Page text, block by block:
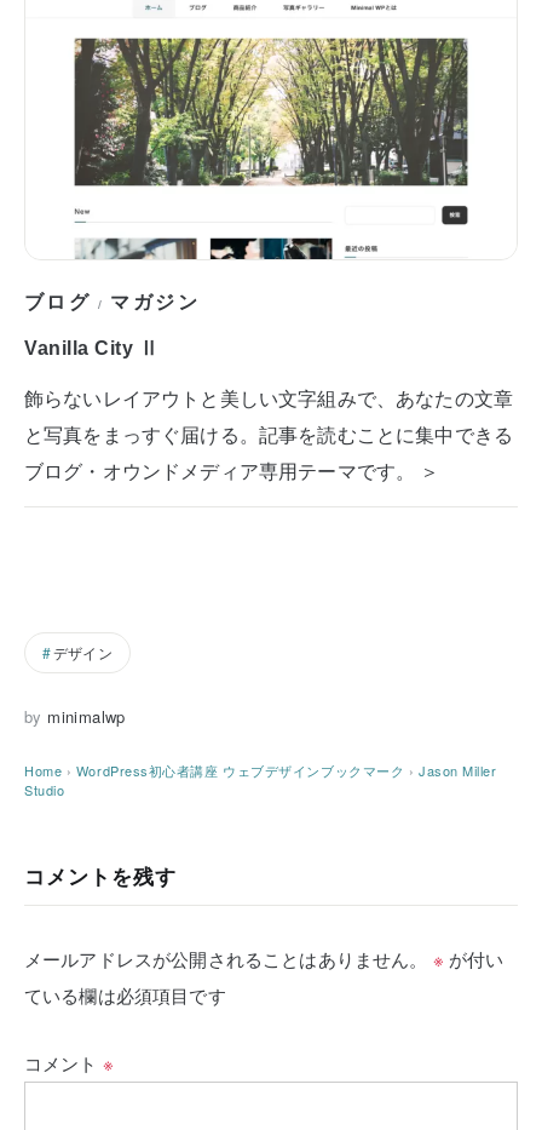
ブログ / マガジン
Vanilla City Ⅱ
飾らないレイアウトと美しい文字組みで、あなたの文章
と写真をまっすぐ届ける。記事を読むことに集中できる
ブログ・オウンドメディア専用テーマです。 ＞
デザイン
by minimalwp
Home › WordPress初心者講座 ウェブデザインブックマーク › Jason Miller
Studio
コメントを残す
メールアドレスが公開されることはありません。 ※ が付い
ている欄は必須項目です
コメント ※